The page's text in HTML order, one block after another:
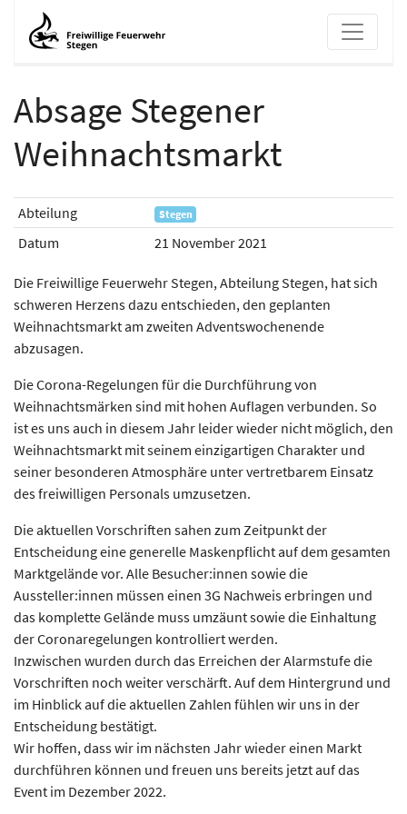
Absage Stegener
Absage Stegener
Weihnachtsmarkt
Abteilung Stegen
Datum 21 November 2021
Die Freiwillige Feuerwehr Stegen, Abteilung Stegen, hat sich
schweren Herzens dazu entschieden, den geplanten
Weihnachtsmarkt am zweiten Adventswochenende
abzusagen.
Die Corona-Regelungen für die Durchführung von
Weihnachtsmärken sind mit hohen Auflagen verbunden. So
ist es uns auch in diesem Jahr leider wieder nicht möglich, den
Weihnachtsmarkt mit seinem einzigartigen Charakter und
seiner besonderen Atmosphäre unter vertretbarem Einsatz
des freiwilligen Personals umzusetzen.
Die aktuellen Vorschriften sahen zum Zeitpunkt der
Entscheidung eine generelle Maskenpflicht auf dem gesamten
Marktgelände vor. Alle Besucher:innen sowie die
Aussteller:innen müssen einen 3G Nachweis erbringen und
das komplette Gelände muss umzäunt sowie die Einhaltung
der Coronaregelungen kontrolliert werden.
Inzwischen wurden durch das Erreichen der Alarmstufe die
Vorschriften noch weiter verschärft. Auf dem Hintergrund und
im Hinblick auf die aktuellen Zahlen fühlen wir uns in der
Entscheidung bestätigt.
Wir hoffen, dass wir im nächsten Jahr wieder einen Markt
durchführen können und freuen uns bereits jetzt auf das
Event im Dezember 2022.